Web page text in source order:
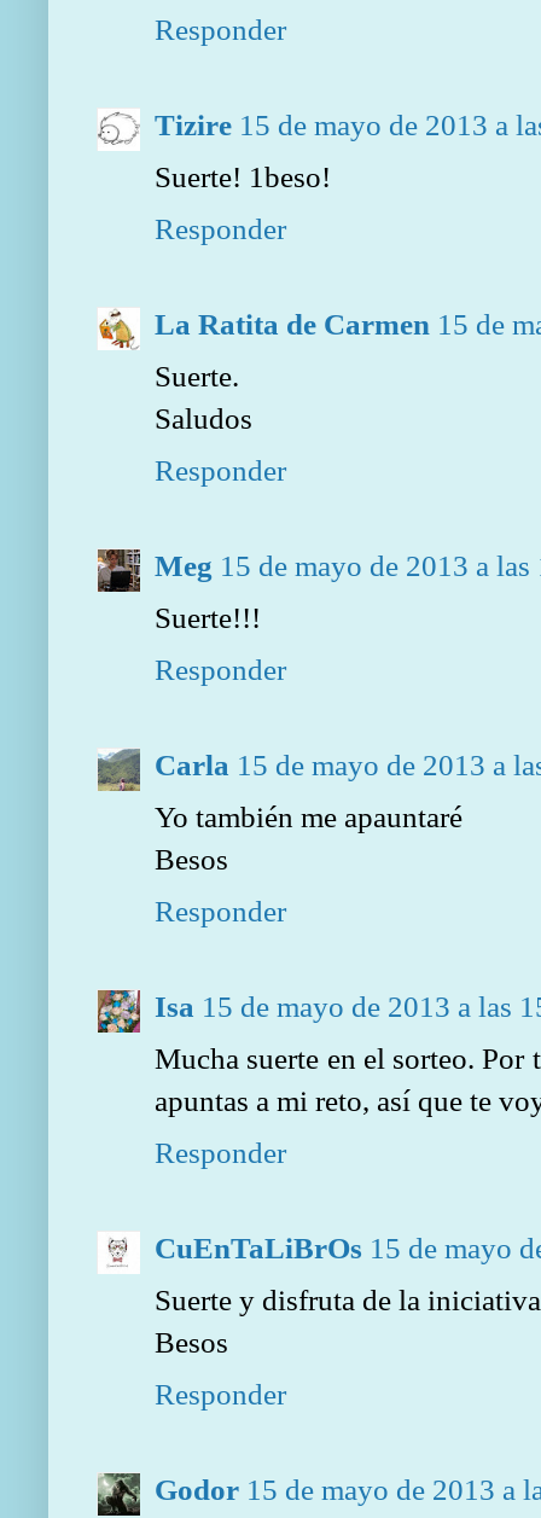
Responder
Tizire 15 de mayo de 2013 a
Suerte! 1beso!
Responder
La Ratita de Carmen 15 de
Suerte.
Saludos
Responder
Meg 15 de mayo de 2013 a las
Suerte!!!
Responder
Carla 15 de mayo de 2013 a
Yo también me apauntaré
Besos
Responder
Isa 15 de mayo de 2013 a las
Mucha suerte en el sorteo. Por
apuntas a mi reto, así que te
Responder
CuEnTaLiBrOs 15 de mayo
Suerte y disfruta de la
Besos
Responder
Godor 15 de mayo de 2013 a